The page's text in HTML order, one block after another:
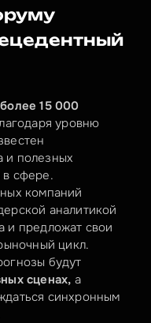
более 15 000
уровню
и полезных
в сфере.
компаний
аналитикой
и предложат свои
цикл.
будут
сценах, а
синхронным